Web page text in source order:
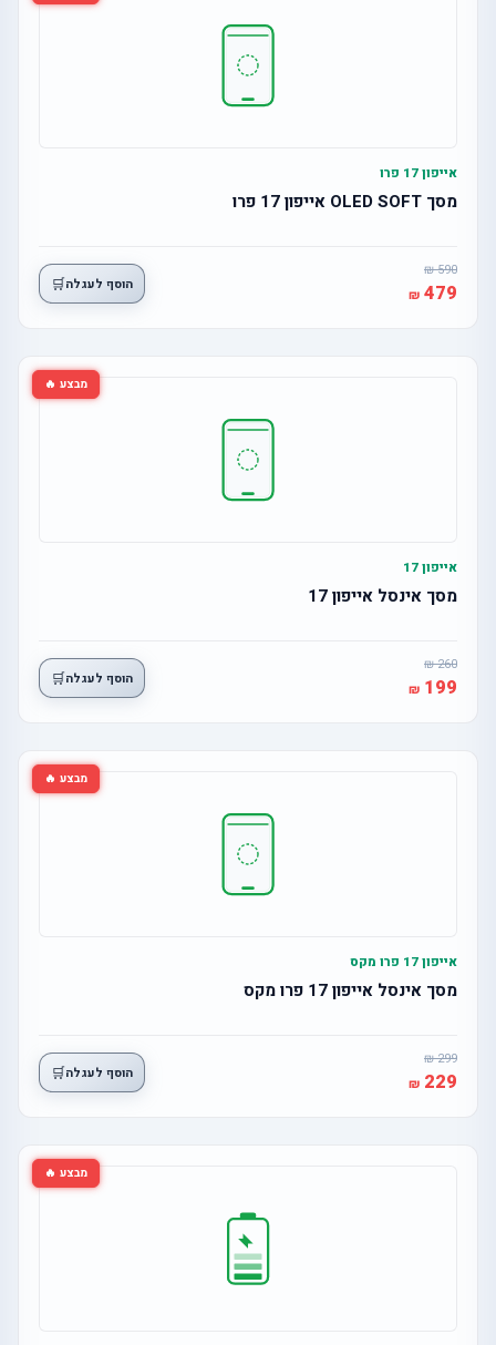
אייפון 17 פרו
מסך OLED SOFT אייפון 17 פרו
590
479 הוסף לעגלה🛒
מבצע 🔥
אייפון 17
מסך אינסל אייפון 17
260
199 הוסף לעגלה🛒
מבצע 🔥
אייפון 17 פרו מקס
מסך אינסל אייפון 17 פרו מקס
299
229 הוסף לעגלה🛒
מבצע 🔥